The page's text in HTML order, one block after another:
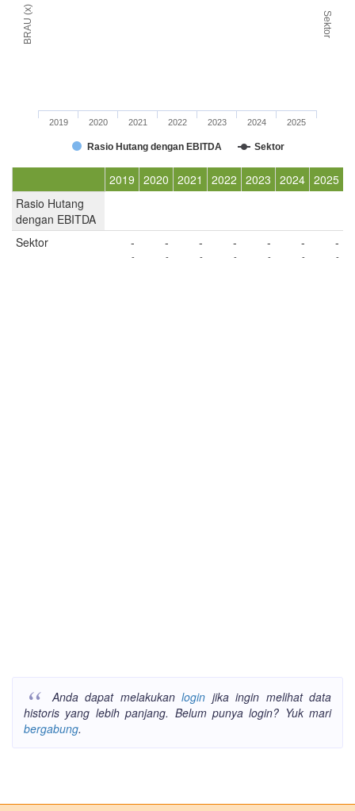
BRAU (x) Sektor
Rasio Hutang dengan EBITDA Sektor
2019 2020 2021 2022 2023 2024 2025
2019 2020 2021 2022 2023 2024 2025
Rasio Hutang
dengan EBITDA
Sektor
-
-
-
-
-
-
-
-
-
-
-
-
-
-
Anda dapat melakukanlogin jika ingin melihat data
historis yang lebih panjang. Belum punya login? Yuk mari
bergabung.